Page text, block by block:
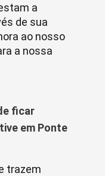
a
de sua
ao nosso
a nossa
ficar
em Ponte
trazem